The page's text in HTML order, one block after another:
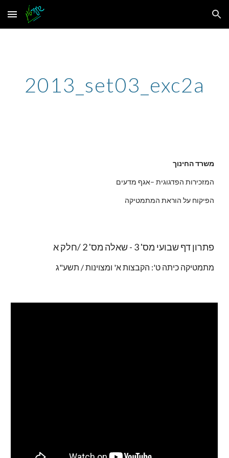
Skip to main content Skip to navigation
2013_set03_exc2a
משרד החינוך
המזכירות הפדגוגית –אגף מדעים
הפיקוח על הוראת המתמטיקה
פתרון דף שבועי מס' 3 - שאלה מס' 2 /חלק א
מתמטיקה כיתה ט': הקבצות א' ומצוינות / תשע"ג